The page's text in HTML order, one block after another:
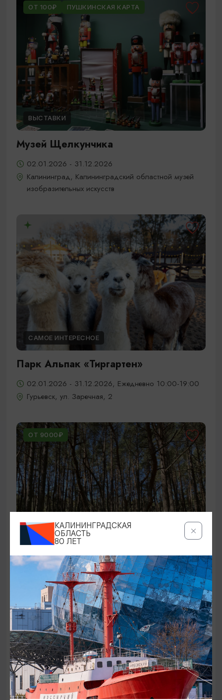
ОТ 100₽ ПУШКИНСКАЯ КАРТА
ВЫСТАВКИ
Музей Щелкунчика
02.01.2026 - 31.12.2026
Калининград, Калининградский областной музей
изобразительных искусств
САМОЕ ИНТЕРЕСНОЕ
Парк Альпак «Тиргартен»
02.01.2026 - 31.12.2026, Ежедневно 10:00-19:00
Гурьевск, ул. Заречная, 2
ОТ 9000₽
ЭКСКУРСИИ УЧРЕЖДЕНИЙ КУЛЬТУРЫ
Аудиоспектакль «Истории Куршской
косы»
01.02.2026 - 31.12.2026, 13:00
Куршская коса
ОТ 2500₽
КАЛИНИНГРАДСКАЯ
ОБЛАСТЬ
80 ЛЕТ